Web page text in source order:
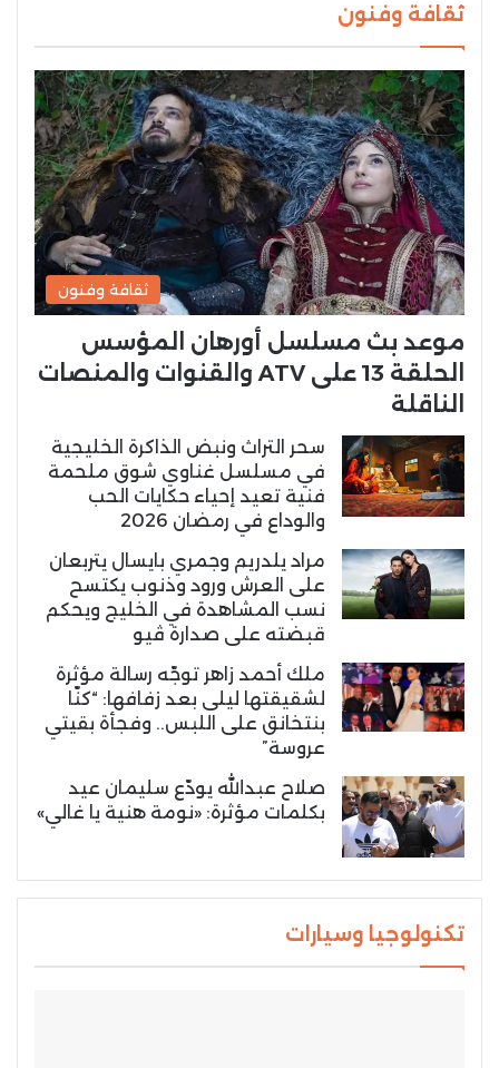
ثقافة وفنون
ثقافة وفنون
موعد بث مسلسل أورهان المؤسس
الحلقة 13 على ATV والقنوات والمنصات
الناقلة
سحر التراث ونبض الذاكرة الخليجية
في مسلسل غناوي شوق ملحمة
فنية تعيد إحياء حكايات الحب
والوداع في رمضان 2026
مراد يلدريم وجمري بايسال يتربعان
على العرش ورود وذنوب يكتسح
نسب المشاهدة في الخليج ويحكم
قبضته على صدارة ڤيو
ملك أحمد زاهر توجّه رسالة مؤثرة
لشقيقتها ليلى بعد زفافها: “كنّا
بنتخانق على اللبس.. وفجأة بقيتي
عروسة”
صلاح عبدالله يودّع سليمان عيد
بكلمات مؤثرة: «نومة هنية يا غالي»
تكنولوجيا وسيارات